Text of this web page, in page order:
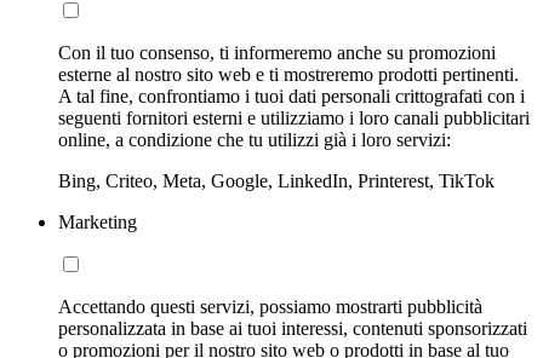
Con il tuo consenso, ti informeremo anche su promozioni
esterne al nostro sito web e ti mostreremo prodotti pertinenti.
A tal fine, confrontiamo i tuoi dati personali crittografati con i
seguenti fornitori esterni e utilizziamo i loro canali pubblicitari
online, a condizione che tu utilizzi già i loro servizi:
Bing, Criteo, Meta, Google, LinkedIn, Printerest, TikTok
Marketing
Accettando questi servizi, possiamo mostrarti pubblicità
personalizzata in base ai tuoi interessi, contenuti sponsorizzati
o promozioni per il nostro sito web o prodotti in base al tuo